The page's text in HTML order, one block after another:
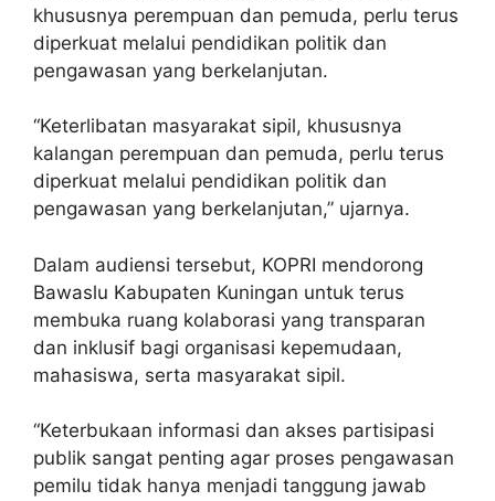
khususnya perempuan dan pemuda, perlu terus
diperkuat melalui pendidikan politik dan
pengawasan yang berkelanjutan.
“Keterlibatan masyarakat sipil, khususnya
kalangan perempuan dan pemuda, perlu terus
diperkuat melalui pendidikan politik dan
pengawasan yang berkelanjutan,” ujarnya.
Dalam audiensi tersebut, KOPRI mendorong
Bawaslu Kabupaten Kuningan untuk terus
membuka ruang kolaborasi yang transparan
dan inklusif bagi organisasi kepemudaan,
mahasiswa, serta masyarakat sipil.
“Keterbukaan informasi dan akses partisipasi
publik sangat penting agar proses pengawasan
pemilu tidak hanya menjadi tanggung jawab